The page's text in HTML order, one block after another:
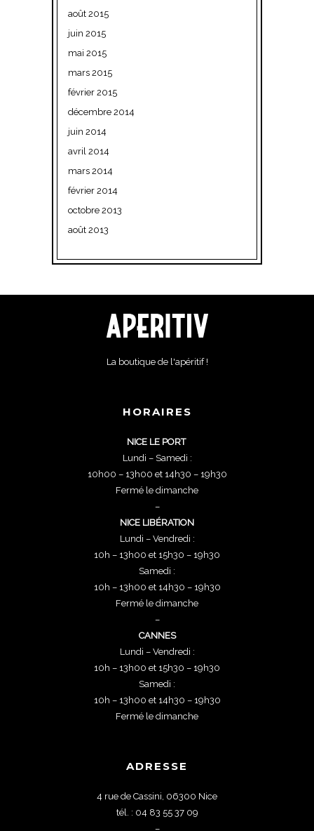
août 2015
juin 2015
mai 2015
mars 2015
février 2015
décembre 2014
juin 2014
avril 2014
mars 2014
février 2014
octobre 2013
août 2013
La boutique de l'apéritif !
HORAIRES
NICE LE PORT
Lundi – Samedi :
10h00 – 13h00 et 14h30 – 19h30
Fermé le dimanche
–
NICE LIBÉRATION
Lundi – Vendredi :
10h – 13h00 et 15h30 – 19h30
Samedi :
10h – 13h00 et 14h30 – 19h30
Fermé le dimanche
–
CANNES
Lundi – Vendredi :
10h – 13h00 et 15h30 – 19h30
Samedi :
10h – 13h00 et 14h30 – 19h30
Fermé le dimanche
ADRESSE
4 rue de Cassini, 06300 Nice
tél. : 04 83 55 37 09
–